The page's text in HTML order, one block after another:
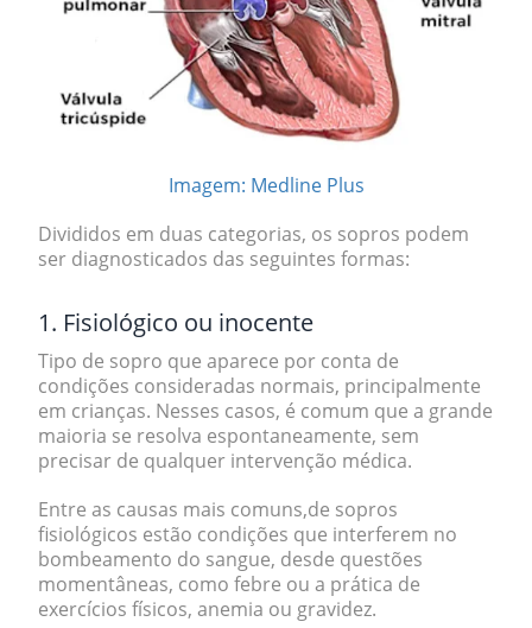
Imagem: Medline Plus
Divididos em duas categorias, os sopros podem
ser diagnosticados das seguintes formas:
1. Fisiológico ou inocente
Tipo de sopro que aparece por conta de
condições consideradas normais, principalmente
em crianças. Nesses casos, é comum que a grande
maioria se resolva espontaneamente, sem
precisar de qualquer intervenção médica.
Entre as causas mais comuns,de sopros
fisiológicos estão condições que interferem no
bombeamento do sangue, desde questões
momentâneas, como febre ou a prática de
exercícios físicos, anemia ou gravidez.